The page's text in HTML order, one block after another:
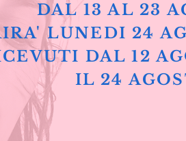
DAL 13 AL 23
LUNEDI 24
DAL 12
IL 24